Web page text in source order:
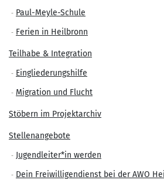
Paul-Meyle-Schule
Ferien in Heilbronn
Teilhabe & Integration
Eingliederungshilfe
Migration und Flucht
Stöbern im Projektarchiv
Stellenangebote
Jugendleiter*in werden
Dein Freiwilligendienst bei der AWO